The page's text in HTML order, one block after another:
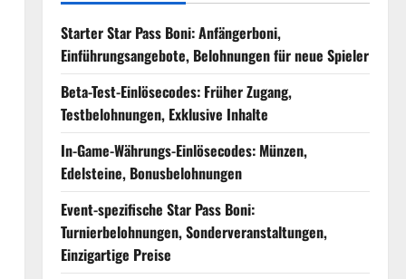
Starter Star Pass Boni: Anfängerboni,
Einführungsangebote, Belohnungen für neue Spieler
Beta-Test-Einlösecodes: Früher Zugang,
Testbelohnungen, Exklusive Inhalte
In-Game-Währungs-Einlösecodes: Münzen,
Edelsteine, Bonusbelohnungen
Event-spezifische Star Pass Boni:
Turnierbelohnungen, Sonderveranstaltungen,
Einzigartige Preise